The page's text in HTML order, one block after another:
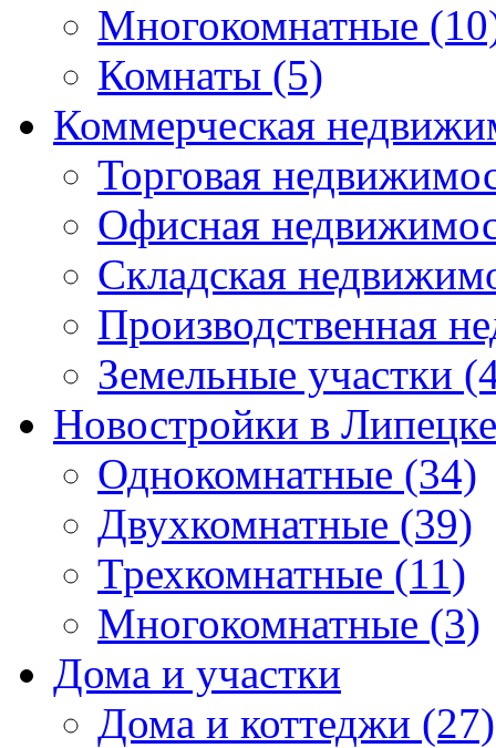
Многокомнатные
Комнаты (5)
Коммерческая
Торговая
Офисная
Складская
Производственная
Земельные участки
Новостройки в Липецке
Однокомнатные (34)
Двухкомнатные (39)
Трехкомнатные (11)
Многокомнатные (3)
Дома и участки
Дома и коттеджи (27)